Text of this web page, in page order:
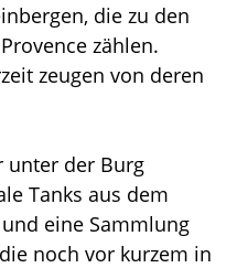
die zu den
zählen.
zeugen von deren
unter der Burg
Tanks aus dem
eine Sammlung
noch vor kurzem in